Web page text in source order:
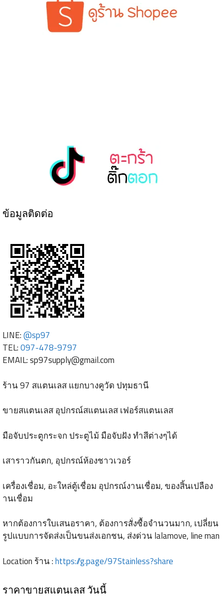
ข้อมูลติดต่อ
LINE:@sp97
TEL:097-478-9797
EMAIL:sp97supply@gmail.com
ร้าน 97 สแตนเลส แยกบางคูวัด ปทุมธานี
ขายสแตนเลส อุปกรณ์สแตนเลส เฟอร์สแตนเลส
มือจับประตูกระจก ประตูไม้ มือจับฝัง ทำสีต่างๆได้
เสาราวกันตก, อุปกรณ์ห้องชาวเวอร์
เครื่องเชื่อม, อะใหล่ตู้เชื่อม อุปกรณ์งานเชื่อม, ของสิ้นเปลือง
านเชื่อม
หากต้องการใบเสนอราคา, ต้องการสั่งซื้อจำนวนมาก, เปลี่ยน
รูปแบบการจัดส่งเป็นขนส่งเอกชน, ส่งด่วน lalamove, line man
Location ร้าน :https://g.page/97Stainless?share
ราคาขายสแตนเลส วันนี้